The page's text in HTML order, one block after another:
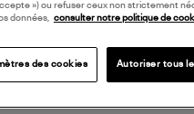
») ou refuser ceux non strictement
données, consulter notre politique de
des cookies Autoriser tous